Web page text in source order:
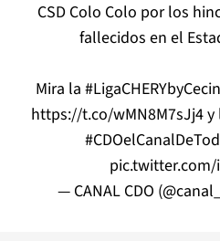
CSD Colo Colo por los
fallecidos en el
Mira la
https://t.co/wMN8M7sJj4y
pic.twitter.com/
— CANAL CDO